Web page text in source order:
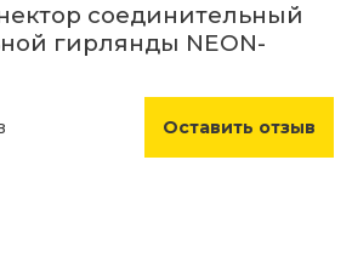
соединительный
гирлянды NEON-
Оставить отзыв